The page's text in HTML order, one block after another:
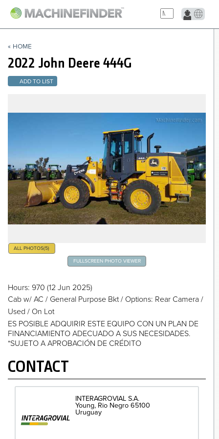
« HOME
2022 John Deere 444G
ADD TO LIST
ALL PHOTOS(5)
FULLSCREEN PHOTO VIEWER
Hours: 970 (12 Jun 2025)
Cab w/ AC / General Purpose Bkt / Options: Rear Camera /
Used / On Lot
ES POSIBLE ADQUIRIR ESTE EQUIPO CON UN PLAN DE
FINANCIAMIENTO ADECUADO A SUS NECESIDADES.
*SUJETO A APROBACIÓN DE CRÉDITO
CONTACT
INTERAGROVIAL S.A.
Young Rio Negro 65100
Uruguay
NAVIGATION LINKS